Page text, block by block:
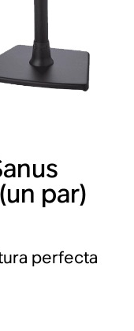
par)
perfecta